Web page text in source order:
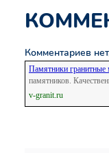
Комментариев
Памятники гранитные
памятников.
v-granit.ru